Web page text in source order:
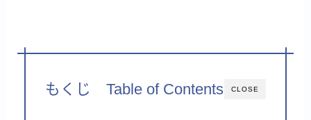
CLOSE
もくじ Table of Contents